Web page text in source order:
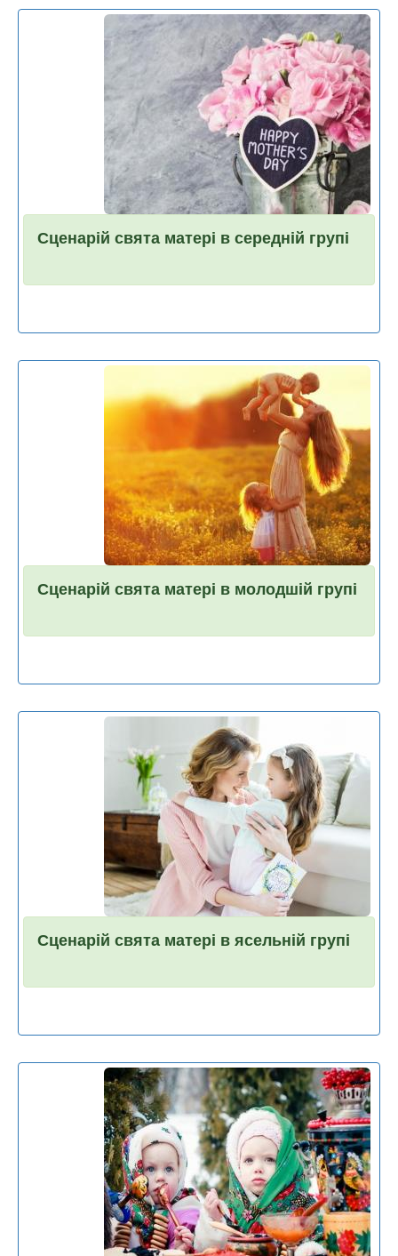
Сценарій свята матері в середній групі
Сценарій свята матері в молодшій групі
Сценарій свята матері в ясельній групі